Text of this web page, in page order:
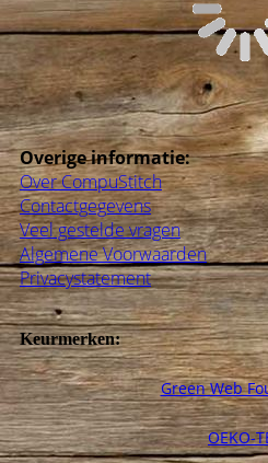
Overige informatie:
Over CompuStitch
Contactgegevens
Veel gestelde vragen
Algemene Voorwaarden
Privacystatement
Keurmerken:
Green Web
OEKO-